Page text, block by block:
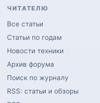
ЧИТАТЕЛЮ
Все статьи
Статьи по годам
Новости техники
Архив форума
Поиск по журналу
RSS: статьи и обзоры